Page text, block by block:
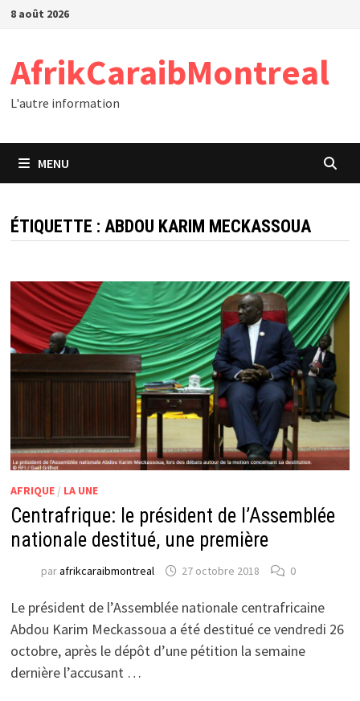
Passer
8 août 2026
AfrikCaraibMontreal
L'autre information
MENU
ÉTIQUETTE : ABDOU KARIM MECKASSOUA
AFRIQUE/ LA UNE
Centrafrique: le président de l’Assemblée
nationale destitué, une première
parafrikcaraibmontreal 27 octobre 2018 0
Le président de l’Assemblée nationale centrafricaine
Abdou Karim Meckassoua a été destitué ce vendredi 26
octobre, après le dépôt d’une pétition la semaine
dernière l’accusant …